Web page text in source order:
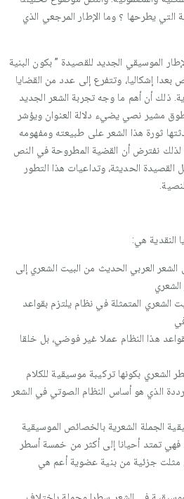
التي يطرحها ؟ وما الإطار المرجعي الذي
الموسيقي الجديد للقصيدة ” بكون البنية
إشكاليا، وتتفرع إلى عدد من القضايا
ذلك أن أهم ما وجه تجربة الشعر الجديد
مشير نصي يضيء دلالة العنوان ويؤشر
ثورة هذا الشعر على طبيعته ومفهومه
لذلك نفترض أن القضية المطروحة في النص
القصيدة الحديثة، وتداعيات هذا التطور
هي:
العربي الحديث من البيت الشعري إلى
الشعري
الشعري المتمثلة في نظام يلتزم بقواعد
هذا النظام عملا غير فوضي، بل خلقا
الشعري بكونها تركيبة موسيقية للكلام
الذي هو أساس النظام الصوتي في الشعر
الجملة الشعرية بالخصائص الموسيقية
تمتد أحيانا إلى أكثر من خمسة أسطر
مثلت جزئية من بنية عضوية أعم هي